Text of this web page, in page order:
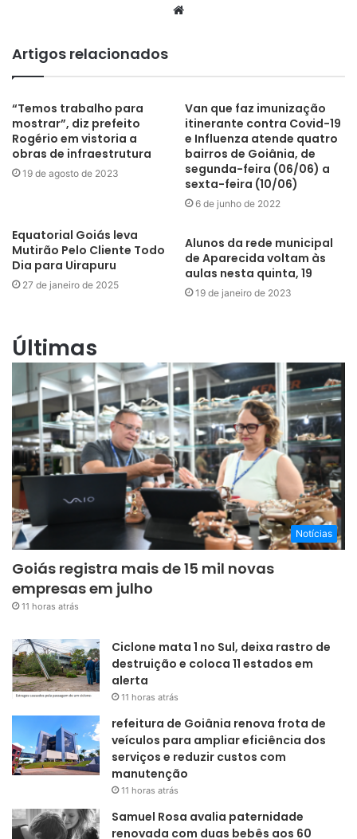
Website
Artigos relacionados
“Temos trabalho para
mostrar”, diz prefeito
Rogério em vistoria a
obras de infraestrutura
19 de agosto de 2023
Van que faz imunização
itinerante contra Covid-19
e Influenza atende quatro
bairros de Goiânia, de
segunda-feira (06/06) a
sexta-feira (10/06)
6 de junho de 2022
Equatorial Goiás leva
Mutirão Pelo Cliente Todo
Dia para Uirapuru
27 de janeiro de 2025
Alunos da rede municipal
de Aparecida voltam às
aulas nesta quinta, 19
19 de janeiro de 2023
Últimas
Notícias
Goiás registra mais de 15 mil novas
empresas em julho
11 horas atrás
Ciclone mata 1 no Sul, deixa rastro de
destruição e coloca 11 estados em
alerta
11 horas atrás
refeitura de Goiânia renova frota de
veículos para ampliar eficiência dos
serviços e reduzir custos com
manutenção
11 horas atrás
Samuel Rosa avalia paternidade
renovada com duas bebês aos 60